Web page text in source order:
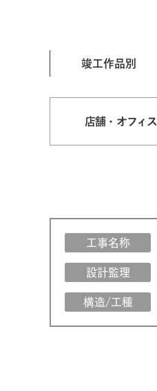
竣工作品別
店舗・オフィス
工事名称
設計監理
構造/工種